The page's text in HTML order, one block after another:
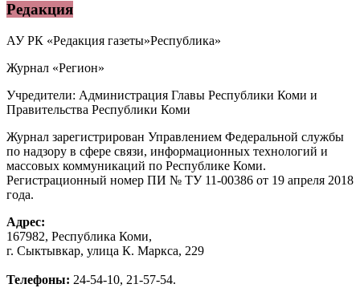
Редакция
АУ РК «Редакция газеты»Республика»
Журнал «Регион»
Учредители: Администрация Главы Республики Коми и
Правительства Республики Коми
Журнал зарегистрирован Управлением Федеральной службы
по надзору в сфере связи, информационных технологий и
массовых коммуникаций по Республике Коми.
Регистрационный номер ПИ № ТУ 11-00386 от 19 апреля 2018
года.
Адрес:
167982, Республика Коми,
г. Сыктывкар, улица К. Маркса, 229
Телефоны: 24-54-10, 21-57-54.